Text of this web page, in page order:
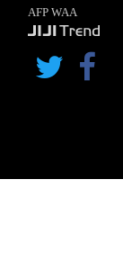
AFP WAA